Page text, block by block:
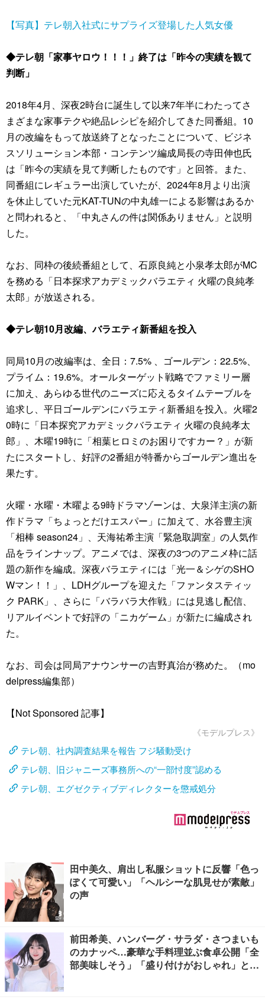
【写真】テレ朝入社式にサプライズ登場した人気女優
◆テレ朝「家事ヤロウ！！！」終了は「昨今の実績を観て
判断」
2018年4月、深夜2時台に誕生して以来7年半にわたってさ
まざまな家事テクや絶品レシピを紹介してきた同番組。10
月の改編をもって放送終了となったことについて、ビジネ
スソリューション本部・コンテンツ編成局長の寺田伸也氏
は「昨今の実績を見て判断したものです」と回答。また、
同番組にレギュラー出演していたが、2024年8月より出演
を休止していた元KAT-TUNの中丸雄一による影響はあるか
と問われると、「中丸さんの件は関係ありません」と説明
した。
なお、同枠の後続番組として、石原良純と小泉孝太郎がMC
を務める「日本探求アカデミックバラエティ 火曜の良純孝
太郎」が放送される。
◆テレ朝10月改編、バラエティ新番組を投入
同局10月の改編率は、全日：7.5% 、ゴールデン：22.5%、
プライム：19.6%。オールターゲット戦略でファミリー層
に加え、あらゆる世代のニーズに応えるタイムテーブルを
追求し、平日ゴールデンにバラエティ新番組を投入。火曜2
0時に「日本探究アカデミックバラエティ 火曜の良純孝太
郎」、木曜19時に「相葉ヒロミのお困りですカー？」が新
たにスタートし、好評の2番組が特番からゴールデン進出を
果たす。
火曜・水曜・木曜よる9時ドラマゾーンは、大泉洋主演の新
作ドラマ「ちょっとだけエスパー」に加えて、水谷豊主演
「相棒 season24」、天海祐希主演「緊急取調室」の人気作
品をラインナップ。アニメでは、深夜の3つのアニメ枠に話
題の新作を編成。深夜バラエティには「光一＆シゲのSHO
Wマン！！」、LDHグループを迎えた「ファンタスティッ
ク PARK」、さらに「バラバラ大作戦」には見逃し配信、
リアルイベントで好評の「ニカゲーム」が新たに編成され
た。
なお、司会は同局アナウンサーの吉野真治が務めた。（mo
delpress編集部）
【Not Sponsored 記事】
《モデルプレス》
テレ朝、社内調査結果を報告 フジ騒動受け
テレ朝、旧ジャニーズ事務所への“一部忖度”認める
テレ朝、エグゼクティブディレクターを懲戒処分
田中美久、肩出し私服ショットに反響「色っ
ぽくて可愛い」「ヘルシーな肌見せが素敵」
の声
前田希美、ハンバーグ・サラダ・さつまいも
のカナッペ…豪華な手料理並ぶ食卓公開「全
部美味しそう」「盛り付けがおしゃれ」と絶